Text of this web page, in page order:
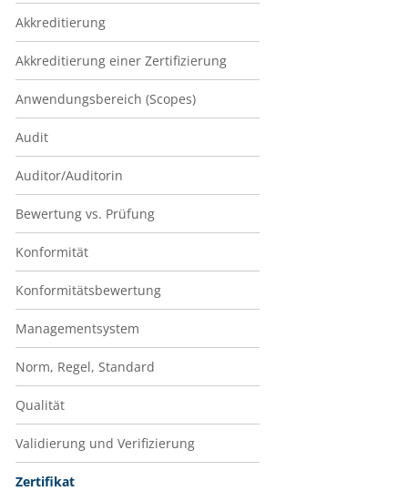
Navigation Glossar
Akkreditierung
Akkreditierung einer Zertifizierung
Anwendungsbereich (Scopes)
Audit
Auditor/Auditorin
Bewertung vs. Prüfung
Konformität
Konformitätsbewertung
Managementsystem
Norm, Regel, Standard
Qualität
Validierung und Verifizierung
Zertifikat